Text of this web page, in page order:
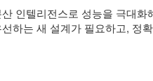
인텔리전스로 성능을 극대화
하는 새 설계가 필요하고, 정